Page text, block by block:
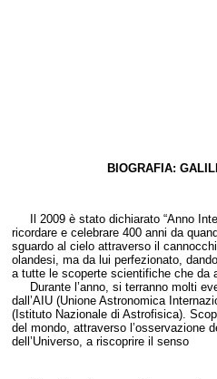
BIOGRAFIA:
Il 2009 è stato dichiarato “Anno
ricordare e celebrare 400 anni da
sguardo al cielo attraverso il
olandesi, ma da lui perfezionato,
a tutte le scoperte scientifiche che da
Durante l’anno, si terranno molti
dall’AIU (Unione Astronomica
(Istituto Nazionale di Astrofisica).
del mondo, attraverso l’osservazione
dell’Universo, a riscoprire il senso